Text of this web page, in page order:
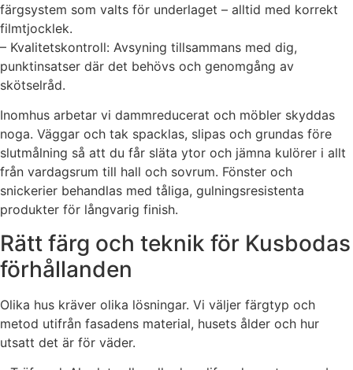
färgsystem som valts för underlaget – alltid med korrekt
filmtjocklek.
– Kvalitetskontroll: Avsyning tillsammans med dig,
punktinsatser där det behövs och genomgång av
skötselråd.
Inomhus arbetar vi dammreducerat och möbler skyddas
noga. Väggar och tak spacklas, slipas och grundas före
slutmålning så att du får släta ytor och jämna kulörer i allt
från vardagsrum till hall och sovrum. Fönster och
snickerier behandlas med tåliga, gulningsresistenta
produkter för långvarig finish.
Rätt färg och teknik för Kusbodas
förhållanden
Olika hus kräver olika lösningar. Vi väljer färgtyp och
metod utifrån fasadens material, husets ålder och hur
utsatt det är för väder.